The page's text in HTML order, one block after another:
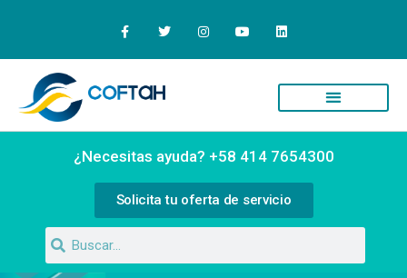
¿Necesitas ayuda? +58 414 7654300
Solicita tu oferta de servicio